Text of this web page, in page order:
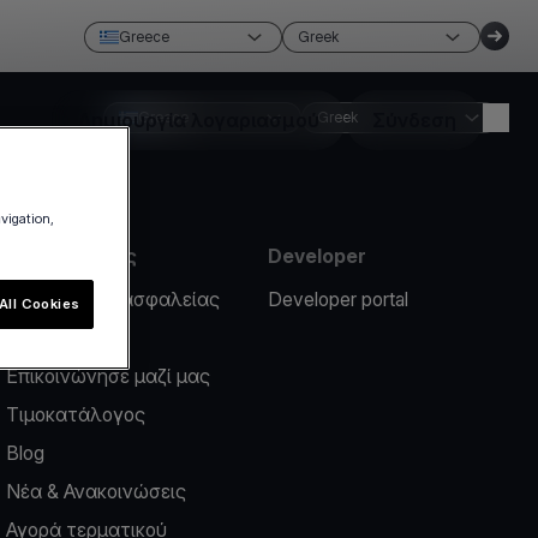
Greece Greek
Δημιουργία λογαριασμού
Greece Greek
Πληροφορίες
Περιστατικό ασφαλείας
Επικοινώνησε μαζί μας
Τιμοκατάλογος
Blog
Νέα & Ανακοινώσεις
Αγορά τερματικού
Developer
Developer portal
Cookies